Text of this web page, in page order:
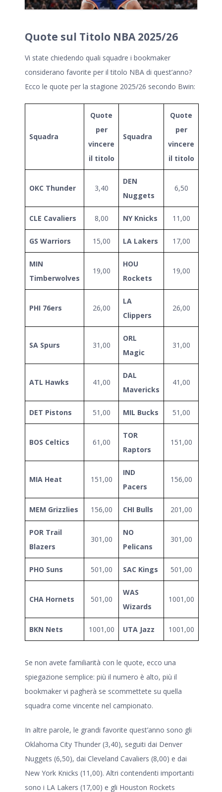
Quote sul Titolo NBA 2025/26
Vi state chiedendo quali squadre i bookmaker
considerano favorite per il titolo NBA di quest’anno?
Ecco le quote per la stagione 2025/26 secondo Bwin:
Squadra
Quote
per
vincere
il titolo
Squadra
Quote
per
vincere
il titolo
OKC Thunder 3,40
DEN
Nuggets
6,50
CLE Cavaliers 8,00 NY Knicks 11,00
GS Warriors 15,00 LA Lakers 17,00
MIN
Timberwolves
19,00
HOU
Rockets
19,00
PHI 76ers 26,00
LA
Clippers
26,00
SA Spurs 31,00
ORL
Magic
31,00
ATL Hawks 41,00
DAL
Mavericks
41,00
DET Pistons 51,00 MIL Bucks 51,00
BOS Celtics 61,00
TOR
Raptors
151,00
MIA Heat 151,00
IND
Pacers
156,00
MEM Grizzlies 156,00 CHI Bulls 201,00
POR Trail
Blazers
301,00
NO
Pelicans
301,00
PHO Suns 501,00 SAC Kings 501,00
CHA Hornets 501,00
WAS
Wizards
1001,00
BKN Nets 1001,00 UTA Jazz 1001,00
Se non avete familiarità con le quote, ecco una
spiegazione semplice: più il numero è alto, più il
bookmaker vi pagherà se scommettete su quella
squadra come vincente nel campionato.
In altre parole, le grandi favorite quest’anno sono gli
Oklahoma City Thunder (3,40), seguiti dai Denver
Nuggets (6,50), dai Cleveland Cavaliers (8,00) e dai
New York Knicks (11,00). Altri contendenti importanti
sono i LA Lakers (17,00) e gli Houston Rockets